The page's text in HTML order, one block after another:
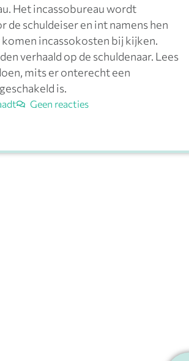
Het incassobureau wordt
de schuldeiser en int namens hen
komen incassokosten bij kijken.
verhaald op de schuldenaar. Lees
mits er onterecht een
is.
Geen reacties